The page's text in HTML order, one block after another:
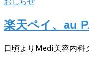
楽天ペイ、au
日頃よりMedi美容内科